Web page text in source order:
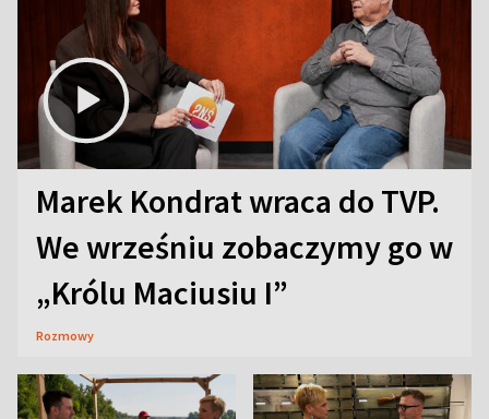
Marek Kondrat wraca do TVP.
We wrześniu zobaczymy go w
„Królu Maciusiu I”
Rozmowy